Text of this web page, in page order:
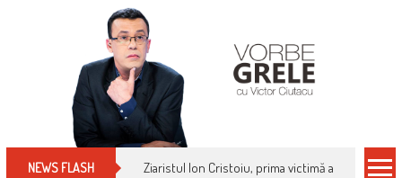
NEWS FLASH Ziaristul Ion Cristoiu, prima victimă a noi